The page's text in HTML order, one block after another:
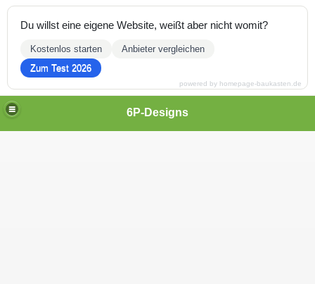
6P-Designs
Menü schließen
Design Skater
Du willst eine eigene Website, weißt aber nicht womit?
Kostenlos starten
Anbieter vergleichen
Zum Test 2026
powered by homepage-baukasten.de